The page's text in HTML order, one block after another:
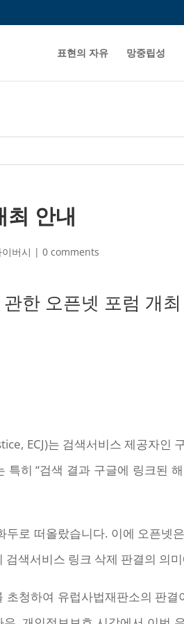
표현의 자유 망중립성
최 안내
버시 |0 comments
관한 오픈넷 포럼 개
ECJ)는 검색서비스 제공자인
히 “검색 결과 구글에 링크된
로 떠올랐습니다. 이에 오픈넷
색서비스 링크 삭제 판결의 의
청하여 유럽사법재판소의 판